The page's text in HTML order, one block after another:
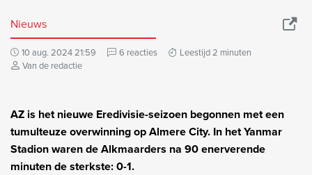
Nieuws
10 aug. 2024 21:59 6 reacties
Leestijd 2 minuten
Van de redactie
AZ is het nieuwe Eredivisie-seizoen begonnen met een
tumulteuze overwinning op Almere City. In het Yanmar
Stadion waren de Alkmaarders na 90 enerverende
minuten de sterkste: 0-1.